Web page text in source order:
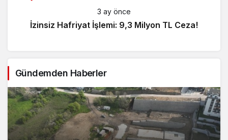
3 ay önce
İzinsiz Hafriyat İşlemi: 9,3 Milyon TL Ceza!
Gündemden Haberler